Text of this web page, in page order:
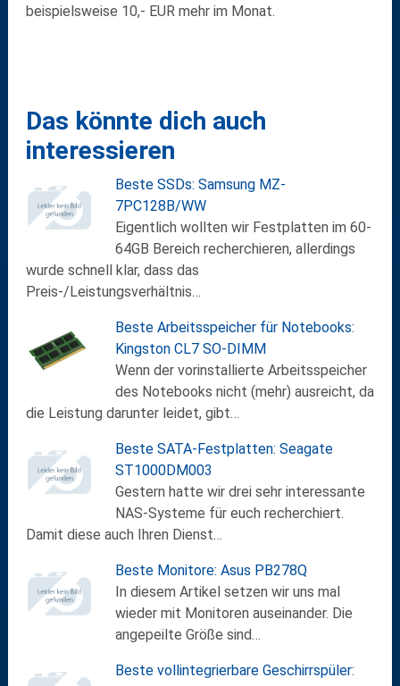
beispielsweise 10,- EUR mehr im Monat.
Das könnte dich auch
interessieren
Beste SSDs: Samsung MZ-
7PC128B/WW
Eigentlich wollten wir Festplatten im 60-
64GB Bereich recherchieren, allerdings
wurde schnell klar, dass das
Preis-/Leistungsverhältnis…
Beste Arbeitsspeicher für Notebooks:
Kingston CL7 SO-DIMM
Wenn der vorinstallierte Arbeitsspeicher
des Notebooks nicht (mehr) ausreicht, da
die Leistung darunter leidet, gibt…
Beste SATA-Festplatten: Seagate
ST1000DM003
Gestern hatte wir drei sehr interessante
NAS-Systeme für euch recherchiert.
Damit diese auch Ihren Dienst…
Beste Monitore: Asus PB278Q
In diesem Artikel setzen wir uns mal
wieder mit Monitoren auseinander. Die
angepeilte Größe sind…
Beste vollintegrierbare Geschirrspüler: